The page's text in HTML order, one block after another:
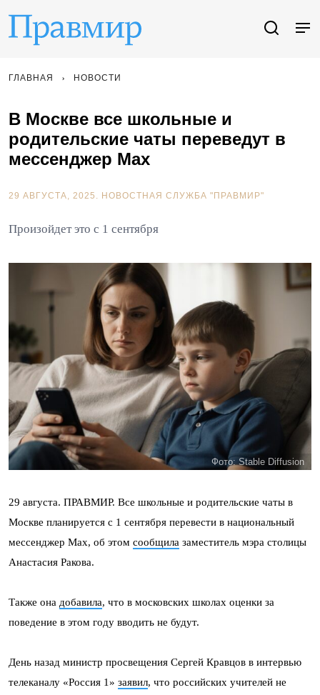
ГЛАВНАЯ НОВОСТИ
В Москве все школьные и
родительские чаты переведут в
мессенджер Max
29 АВГУСТА, 2025. НОВОСТНАЯ СЛУЖБА "ПРАВМИР"
Произойдет это с 1 сентября
Фото: Stable Diffusion
29 августа. ПРАВМИР. Все школьные и родительские чаты в
Москве планируется с 1 сентября перевести в национальный
мессенджер Max, об этом сообщила заместитель мэра столицы
Анастасия Ракова.
Также она добавила, что в московских школах оценки за
поведение в этом году вводить не будут.
День назад министр просвещения Сергей Кравцов в интервью
телеканалу «Россия 1» заявил, что российских учителей не